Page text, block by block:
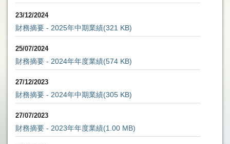
23/12/2024
財務摘要 - 2025年中期業績(321 KB)
25/07/2024
財務摘要 - 2024年年度業績(574 KB)
27/12/2023
財務摘要 - 2024年中期業績(305 KB)
27/07/2023
財務摘要 - 2023年年度業績(1.00 MB)